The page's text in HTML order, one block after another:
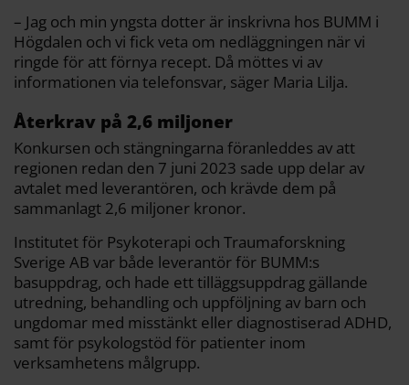
– Jag och min yngsta dotter är inskrivna hos BUMM i
Högdalen och vi fick veta om nedläggningen när vi
ringde för att förnya recept. Då möttes vi av
informationen via telefonsvar, säger Maria Lilja.
Återkrav på 2,6 miljoner
Konkursen och stängningarna föranleddes av att
regionen redan den 7 juni 2023 sade upp delar av
avtalet med leverantören, och krävde dem på
sammanlagt 2,6 miljoner kronor.
Institutet för Psykoterapi och Traumaforskning
Sverige AB var både leverantör för BUMM:s
basuppdrag, och hade ett tilläggsuppdrag gällande
utredning, behandling och uppföljning av barn och
ungdomar med misstänkt eller diagnostiserad ADHD,
samt för psykologstöd för patienter inom
verksamhetens målgrupp.